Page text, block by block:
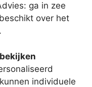
ga in zee
over het
individuele